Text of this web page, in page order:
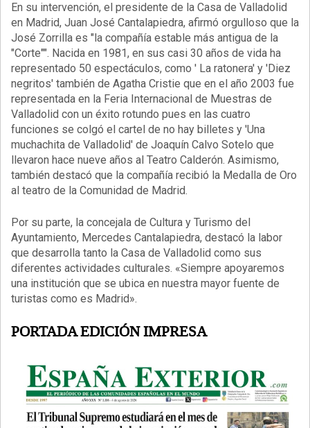
En su intervención, el presidente de la Casa de Valladolid
en Madrid, Juan José Cantalapiedra, afirmó orgulloso que la
José Zorrilla es "la compañía estable más antigua de la
"Corte"". Nacida en 1981, en sus casi 30 años de vida ha
representado 50 espectáculos, como ' La ratonera' y 'Diez
negritos' también de Agatha Cristie que en el año 2003 fue
representada en la Feria Internacional de Muestras de
Valladolid con un éxito rotundo pues en las cuatro
funciones se colgó el cartel de no hay billetes y 'Una
muchachita de Valladolid' de Joaquín Calvo Sotelo que
llevaron hace nueve años al Teatro Calderón. Asimismo,
también destacó que la compañía recibió la Medalla de Oro
al teatro de la Comunidad de Madrid.
Por su parte, la concejala de Cultura y Turismo del
Ayuntamiento, Mercedes Cantalapiedra, destacó la labor
que desarrolla tanto la Casa de Valladolid como sus
diferentes actividades culturales. «Siempre apoyaremos
una institución que se ubica en nuestra mayor fuente de
turistas como es Madrid».
PORTADA EDICIÓN IMPRESA